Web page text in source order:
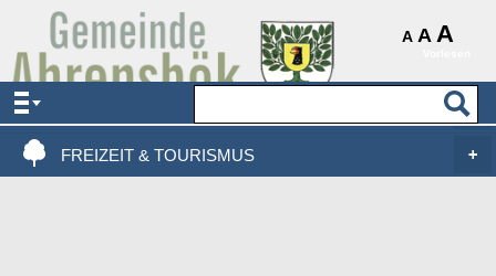
A A A
AKTUELLES & SERVICE
VERWALTUNG & POLITIK
FREIZEIT & TOURISMUS